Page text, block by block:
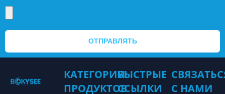
ОТПРАВЛЯТЬ
КАТЕГОРИИ
ПРОДУКТОВ
БЫСТРЫЕ
ССЫЛКИ
С НАМИ